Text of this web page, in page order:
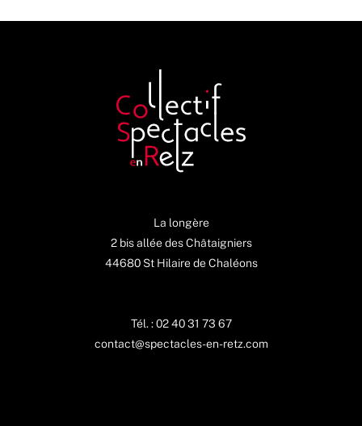
La longère
2 bis allée des Châtaigniers
44680 St Hilaire de Chaléons
Tél. : 02 40 31 73 67
contact@spectacles-en-retz.com